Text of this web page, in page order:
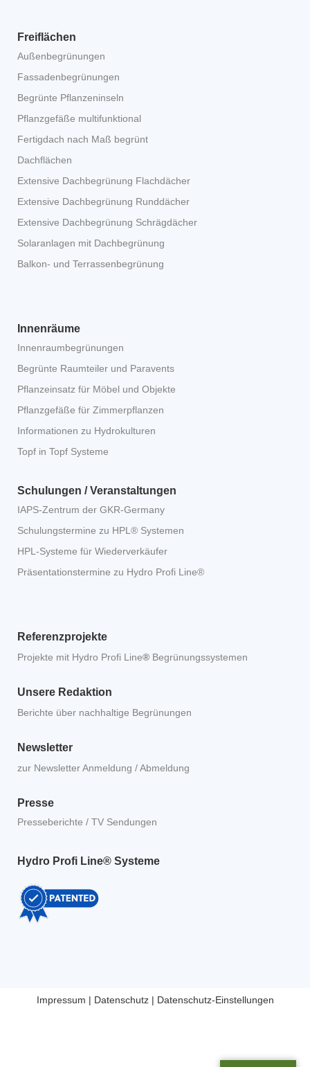
Freiflächen
Außenbegrünungen
Fassadenbegrünungen
Begrünte Pflanzeninseln
Pflanzgefäße multifunktional
Fertigdach nach Maß begrünt
Dachflächen
Extensive Dachbegrünung Flachdächer
Extensive Dachbegrünung Runddächer
Extensive Dachbegrünung Schrägdächer
Solaranlagen mit Dachbegrünung
Balkon- und Terrassenbegrünung
Innenräume
Innenraumbegrünungen
Begrünte Raumteiler und Paravents
Pflanzeinsatz für Möbel und Objekte
Pflanzgefäße für Zimmerpflanzen
Informationen zu Hydrokulturen
Topf in Topf Systeme
Schulungen / Veranstaltungen
IAPS-Zentrum der GKR-Germany
Schulungstermine zu HPL® Systemen
HPL-Systeme für Wiederverkäufer
Präsentationstermine zu Hydro Profi Line®
Referenzprojekte
Projekte mit Hydro Profi Line® Begrünungssystemen
Unsere Redaktion
Berichte über nachhaltige Begrünungen
Newsletter
zur Newsletter Anmeldung / Abmeldung
Presse
Presseberichte / TV Sendungen
Hydro Profi Line® Systeme
Impressum | Datenschutz| Datenschutz-Einstellungen